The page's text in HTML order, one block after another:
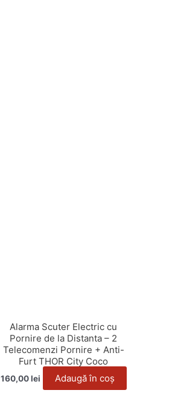
Alarma Scuter Electric cu
Pornire de la Distanta – 2
Telecomenzi Pornire + Anti-
Furt THOR City Coco
160,00lei Adaugă în coș